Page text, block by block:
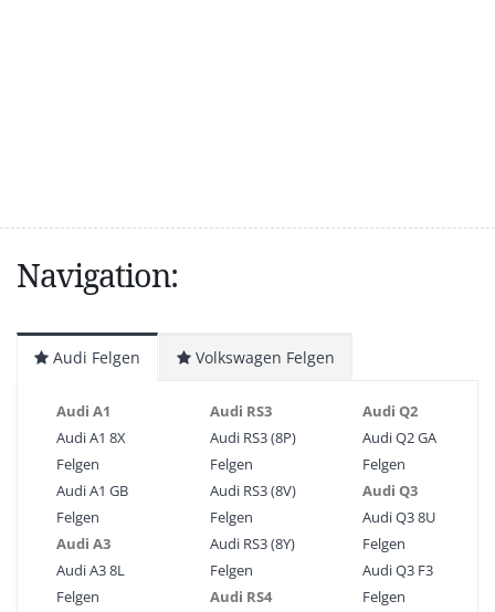
Navigation:
Audi Felgen Volkswagen Felgen
Audi A1
Audi A1 8X
Felgen
Audi A1 GB
Felgen
Audi A3
Audi A3 8L
Felgen
Audi RS3
Audi RS3 (8P)
Felgen
Audi RS3 (8V)
Felgen
Audi RS3 (8Y)
Felgen
Audi RS4
Audi Q2
Audi Q2 GA
Felgen
Audi Q3
Audi Q3 8U
Felgen
Audi Q3 F3
Felgen